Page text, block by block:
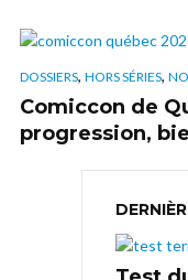
DOSSIERS, HORS SÉRIES,
Comiccon de
progression,